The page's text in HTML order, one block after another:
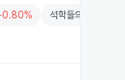
석학들의 마켓 (인)